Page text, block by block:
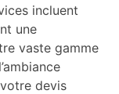
incluent
une
vaste gamme
devis